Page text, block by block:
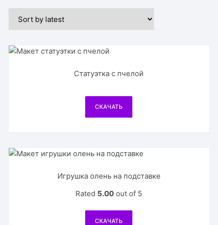
Статуэтка с пчелой
СКАЧАТЬ
Игрушка олень на подставке
Rated 5.00 out of 5
СКАЧАТЬ